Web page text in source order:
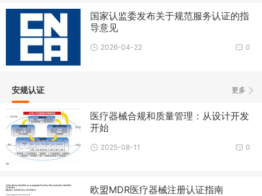
国家认监委发布关于规范服务认证的指
导意见
0
2026-04-22
更多
安规认证
医疗器械合规和质量管理：从设计开发
开始
0
2025-08-11
欧盟MDR医疗器械注册认证指南